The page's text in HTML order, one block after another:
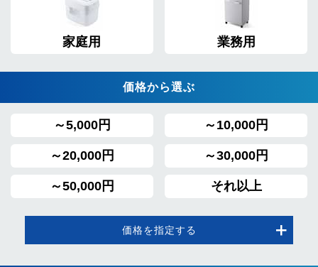
家庭用 業務用
価格から選ぶ
～5,000円 ～10,000円
～20,000円 ～30,000円
～50,000円 それ以上
価格を指定する